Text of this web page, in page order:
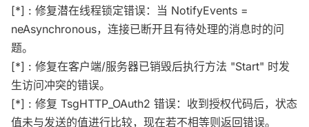
[*] : 修复潜在线程锁定错误：当 NotifyEvents =
neAsynchronous，连接已断开且有待处理的消息时的问
题。
[*] : 修复在客户端/服务器已销毁后执行方法 "Start" 时发
生访问冲突的错误。
[*] : 修复 TsgHTTP_OAuth2 错误：收到授权代码后，状态
值未与发送的值进行比较，现在若不相等则返回错误。